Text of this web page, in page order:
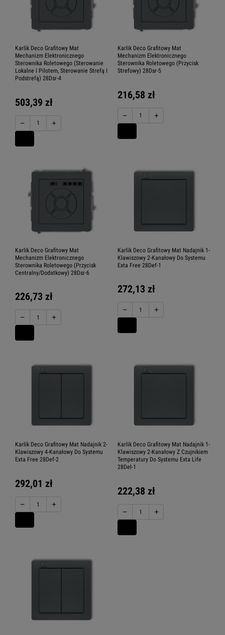
Karlik Deco Grafitowy Mat
Mechanizm Elektronicznego
Sterownika Roletowego (Sterowanie
Lokalne I Pilotem, Sterowanie Strefą I
Podstrefą) 28Dsr-4
503,39 zł
− +
Karlik Deco Grafitowy Mat
Mechanizm Elektronicznego
Sterownika Roletowego (Przycisk
Strefowy) 28Dsr-5
216,58 zł
− +
Karlik Deco Grafitowy Mat
Mechanizm Elektronicznego
Sterownika Roletowego (Przycisk
Centralny/Dodatkowy) 28Dsr-6
226,73 zł
− +
Karlik Deco Grafitowy Mat Nadajnik 1-
Klawiszowy 2-Kanałowy Do Systemu
Exta Free 28Def-1
272,13 zł
− +
Karlik Deco Grafitowy Mat Nadajnik 2-
Klawiszowy 4-Kanałowy Do Systemu
Exta Free 28Def-2
292,01 zł
− +
Karlik Deco Grafitowy Mat Nadajnik 1-
Klawiszowy 2-Kanałowy Z Czujnikiem
Temperatury Do Systemu Exta Life
28Del-1
222,38 zł
− +